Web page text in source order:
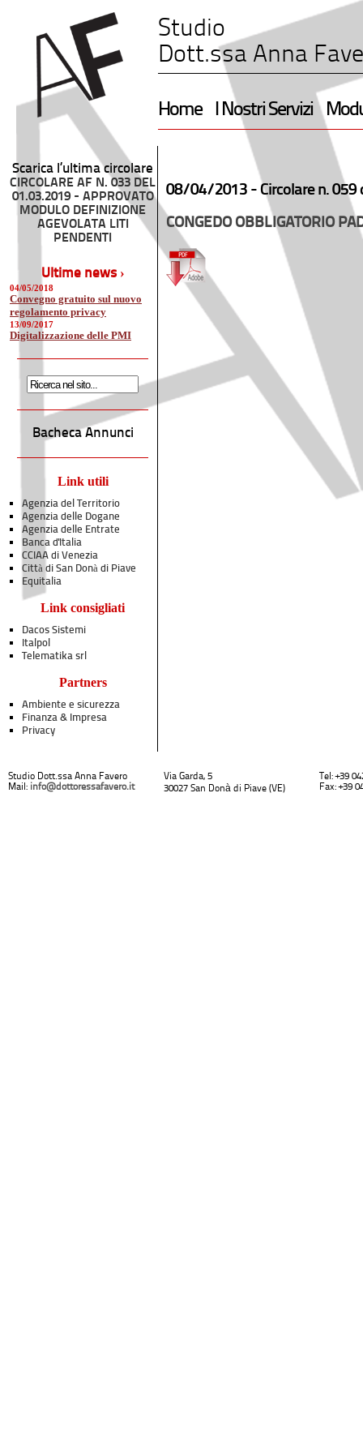
Studio
Dott.ssa Anna
Home I Nostri Servizi
Scarica l’ultima circolare
CIRCOLARE AF N. 033 DEL
01.03.2019 - APPROVATO
MODULO DEFINIZIONE
AGEVOLATA LITI
PENDENTI
Ultime news ›
04/05/2018
Convegno gratuito sul nuovo
regolamento privacy
13/09/2017
Digitalizzazione delle PMI
Bacheca Annunci
Link utili
Agenzia del Territorio
Agenzia delle Dogane
Agenzia delle Entrate
Banca d'Italia
CCIAA di Venezia
Città di San Donà di Piave
Equitalia
Link consigliati
Dacos Sistemi
Italpol
Telematika srl
Partners
Ambiente e sicurezza
Finanza & Impresa
Privacy
08/04/2013 - Circolare n. 059
CONGEDO OBBLIGATORIO
Studio Dott.ssa Anna Favero
Mail: info@dottoressafavero.it
Via Garda, 5
30027 San Donà di Piave (VE)
Tel: +39
Fax: +39